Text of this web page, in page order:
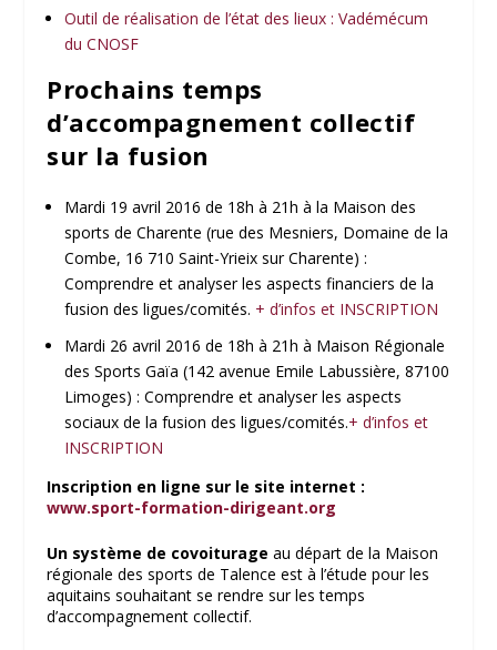
Outil de réalisation de l’état des lieux : Vadémécum
du CNOSF
Prochains temps
d’accompagnement collectif
sur la fusion
Mardi 19 avril 2016 de 18h à 21h à la Maison des
sports de Charente (rue des Mesniers, Domaine de la
Combe, 16 710 Saint-Yrieix sur Charente) :
Comprendre et analyser les aspects financiers de la
fusion des ligues/comités. + d’infos et INSCRIPTION
Mardi 26 avril 2016 de 18h à 21h à Maison Régionale
des Sports Gaïa (142 avenue Emile Labussière, 87100
Limoges) : Comprendre et analyser les aspects
sociaux de la fusion des ligues/comités.+ d’infos et
INSCRIPTION
Inscription en ligne sur le site internet :
www.sport-formation-dirigeant.org
Un système de covoiturage au départ de la Maison
régionale des sports de Talence est à l’étude pour les
aquitains souhaitant se rendre sur les temps
d’accompagnement collectif.